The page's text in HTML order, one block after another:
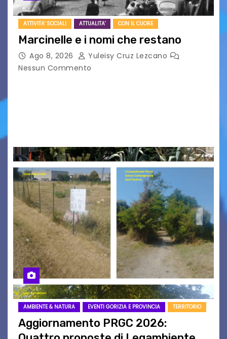
ATTIVITA' SOCIALI ATTUALITA' CON IL CUORE
Marcinelle e i nomi che restano
Ago 8, 2026
Yuleisy Cruz Lezcano
Nessun Commento
AMBIENTE & NATURA EVENTI GORIZIA E PROVINCIA TERRITORIO
Aggiornamento PRGC 2026: